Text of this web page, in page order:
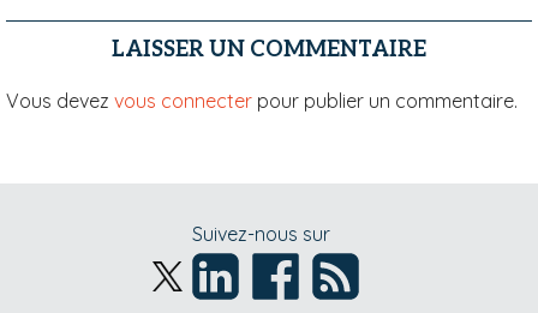
LAISSER UN COMMENTAIRE
Vous devez vous connecter pour publier un commentaire.
Suivez-nous sur